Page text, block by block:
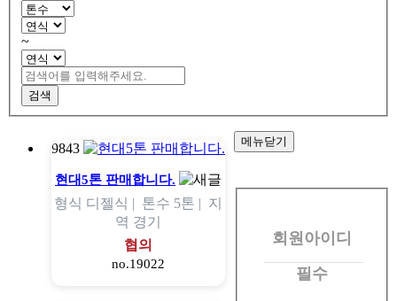
~
검색
9843
현대5톤 판매합니다.
형식 디젤식 | 톤수 5톤 | 지
역 경기
협의
no.19022
메뉴닫기
회
회원아이디
필수